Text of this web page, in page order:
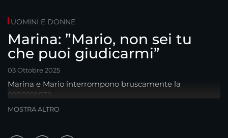
UOMINI E DONNE
Marina: ”Mario, non sei tu
che puoi giudicarmi”
03 Ottobre 2025
Marina e Mario interrompono bruscamente la
conoscenza...
MOSTRA ALTRO